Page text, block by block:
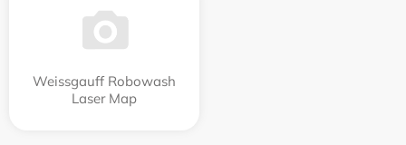
Weissgauff Robowash
Laser Map